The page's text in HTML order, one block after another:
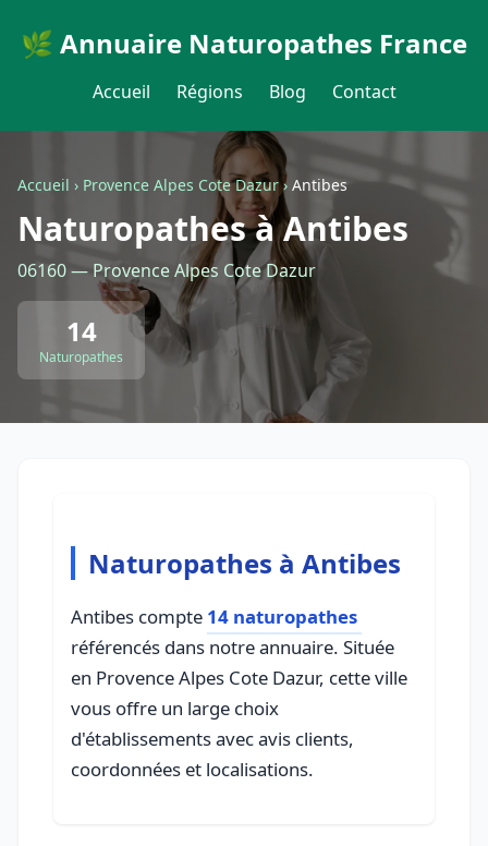
🌿 Annuaire Naturopathes France
Accueil Régions Blog Contact
Accueil › Provence Alpes Cote Dazur› Antibes
Naturopathes à Antibes
06160 — Provence Alpes Cote Dazur
14
Naturopathes
Naturopathes à Antibes
Antibes compte 14 naturopathes
référencés dans notre annuaire. Située
en Provence Alpes Cote Dazur, cette ville
vous offre un large choix
d'établissements avec avis clients,
coordonnées et localisations.